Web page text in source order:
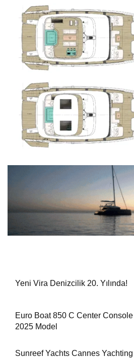
Yeni Vira Denizcilik 20. Yılında!
Euro Boat 850 C Center
2025 Model
Sunreef Yachts Cannes Yachting